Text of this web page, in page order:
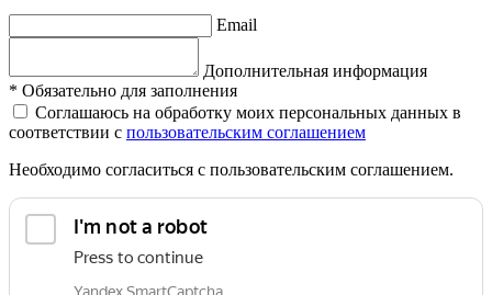
Email
Дополнительная информация
* Обязательно для заполнения
Соглашаюсь на обработку моих персональных данных в
соответствии с пользовательским соглашением
Необходимо согласиться с пользовательским соглашением.